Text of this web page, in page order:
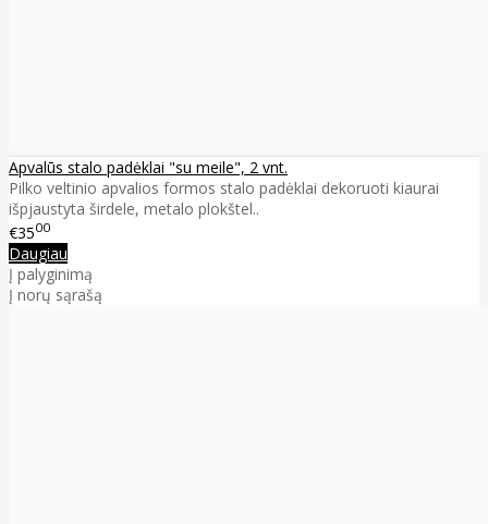
Apvalūs stalo padėklai "su meile", 2 vnt.
Pilko veltinio apvalios formos stalo padėklai dekoruoti kiaurai
išpjaustyta širdele, metalo plokštel..
€3500
Daugiau
Į palyginimą
Į norų sąrašą